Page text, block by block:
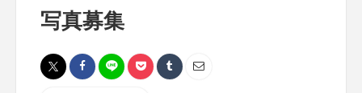
写真募集